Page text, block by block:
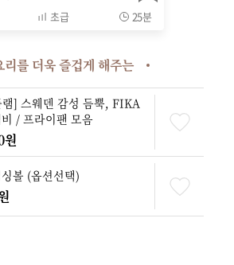
초급 25분
리를 더욱 즐겁게 해주는
] 스웨덴 감성 듬뿍, FIKA
/ 프라이팬 모음
원
볼 (옵션선택)